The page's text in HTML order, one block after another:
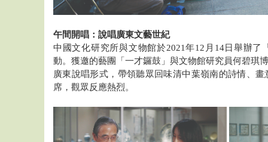
午間開唱：說唱廣東文藝世紀
中國文化研究所與文物館於2021年12月14日舉辦了
動。獲邀的藝團「一才鑼鼓」與文物館研究員何碧琪
廣東說唱形式，帶領聽眾回味清中葉嶺南的詩情、
席，觀眾反應熱烈。